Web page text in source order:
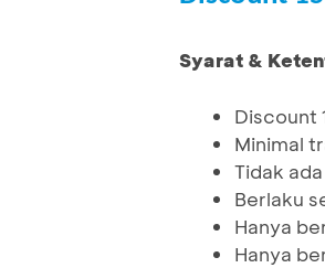
Syarat &
Discount
Minimal
Tidak
Berlaku
Hanya
Hanya